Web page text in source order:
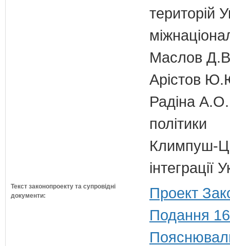
територій
Маслов Д.В.
Арістов
Радіна А.О.
політики
Климпуш-
Текст законопроекту та супровідні
документи:
Проект
Подання